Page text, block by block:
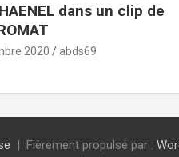
dans un clip de
2020 abds69
Fièrement propulsé par :